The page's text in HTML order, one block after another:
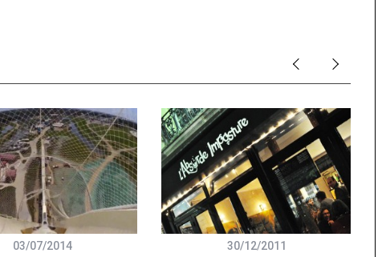
03/07/2014 30/12/2011